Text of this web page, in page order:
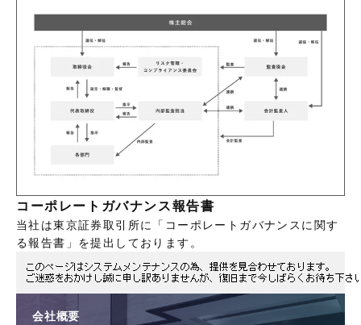
コーポレートガバナンス報告書
当社は東京証券取引所に「コーポレートガバナンスに関す
る報告書」を提出しております。
会社概要